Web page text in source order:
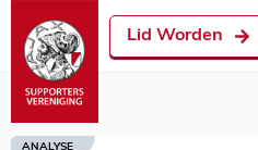
Lid Worden
ANALYSE